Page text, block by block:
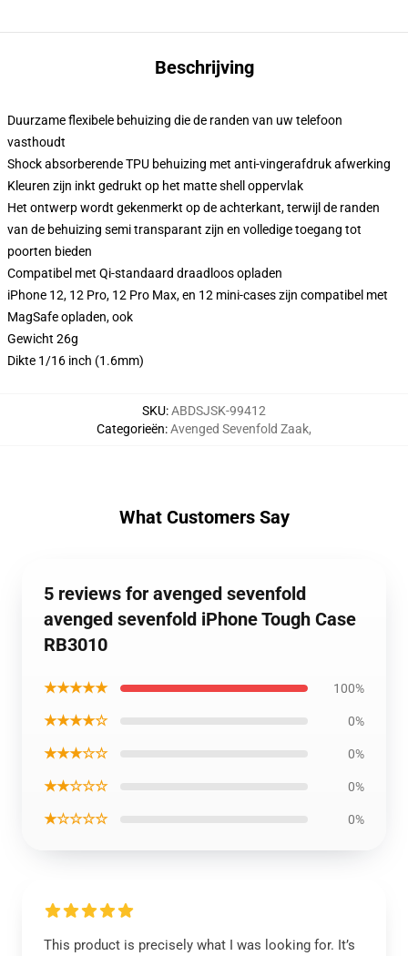
Beschrijving
Duurzame flexibele behuizing die de randen van uw telefoon
vasthoudt
Shock absorberende TPU behuizing met anti-vingerafdruk afwerking
Kleuren zijn inkt gedrukt op het matte shell oppervlak
Het ontwerp wordt gekenmerkt op de achterkant, terwijl de randen
van de behuizing semi transparant zijn en volledige toegang tot
poorten bieden
Compatibel met Qi-standaard draadloos opladen
iPhone 12, 12 Pro, 12 Pro Max, en 12 mini-cases zijn compatibel met
MagSafe opladen, ook
Gewicht 26g
Dikte 1/16 inch (1.6mm)
SKU:ABDSJSK-99412
Categorieën:Avenged Sevenfold Zaak,
What Customers Say
5 reviews for avenged sevenfold
avenged sevenfold iPhone Tough Case
RB3010
★★★★★ 100%
★★★★☆ 0%
★★★☆☆ 0%
★★☆☆☆ 0%
★☆☆☆☆ 0%
This product is precisely what I was looking for. It’s